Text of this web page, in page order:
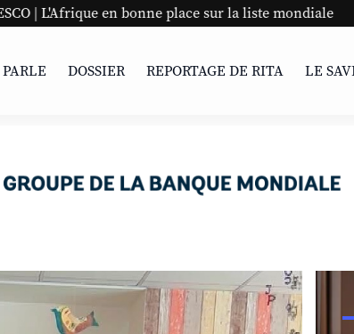
place sur la liste mondiale Panaf #9 à
DOSSIER REPORTAGE DE RITA LE